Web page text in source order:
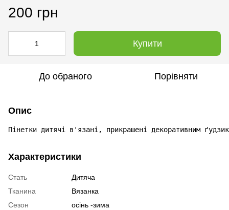
200 грн
Купити
До обраного Порівняти
Опис
Пінетки дитячі в'язані, прикрашені декоративним
Характеристики
Стать
Дитяча
Тканина
Вязанка
Сезон
осінь -зима